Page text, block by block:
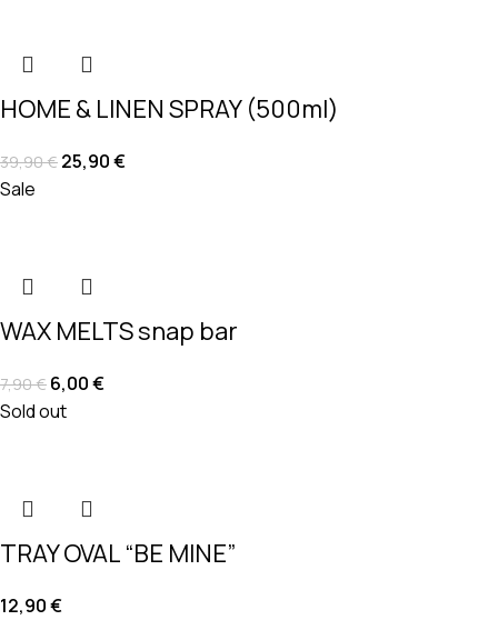
HOME & LINEN SPRAY (500ml)
39,90€ 25,90€
Sale
WAX MELTS snap bar
7,90€ 6,00€
Sold out
TRAY OVAL “BE MINE”
12,90€